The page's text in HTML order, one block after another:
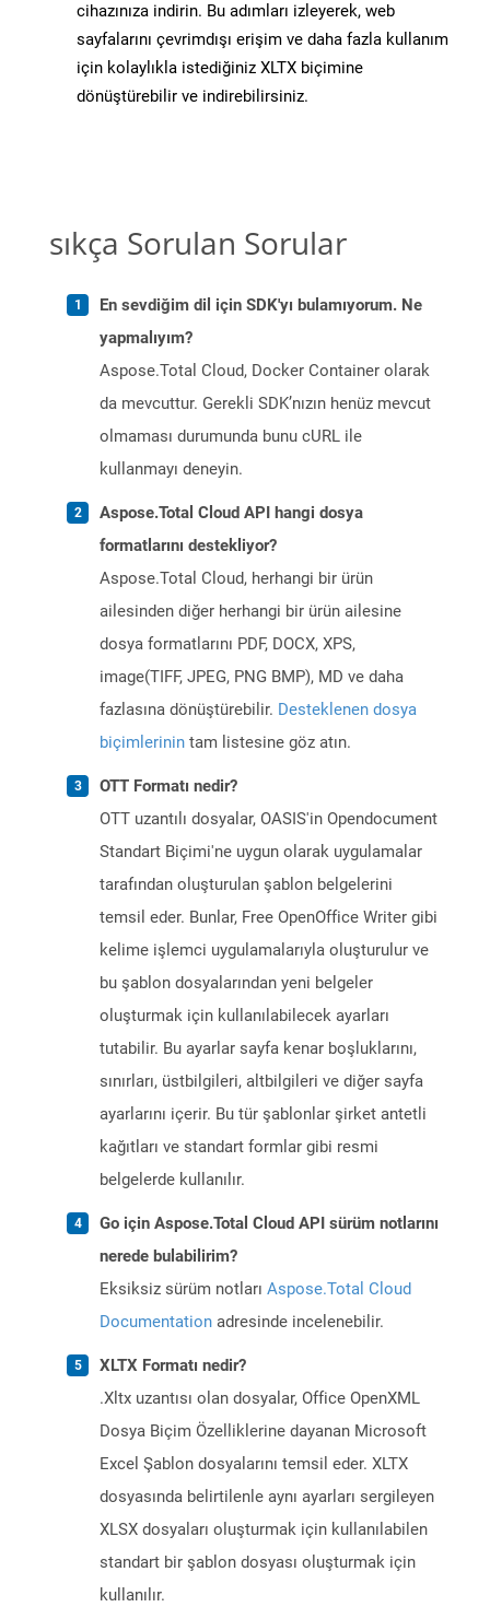
cihazınıza indirin. Bu adımları izleyerek, web
sayfalarını çevrimdışı erişim ve daha fazla kullanım
için kolaylıkla istediğiniz XLTX biçimine
dönüştürebilir ve indirebilirsiniz.
sıkça Sorulan Sorular
En sevdiğim dil için SDK'yı bulamıyorum. Ne
yapmalıyım?
Aspose.Total Cloud, Docker Container olarak
da mevcuttur. Gerekli SDK’nızın henüz mevcut
olmaması durumunda bunu cURL ile
kullanmayı deneyin.
Aspose.Total Cloud API hangi dosya
formatlarını destekliyor?
Aspose.Total Cloud, herhangi bir ürün
ailesinden diğer herhangi bir ürün ailesine
dosya formatlarını PDF, DOCX, XPS,
image(TIFF, JPEG, PNG BMP), MD ve daha
fazlasına dönüştürebilir. Desteklenen dosya
biçimlerinin tam listesine göz atın.
OTT Formatı nedir?
OTT uzantılı dosyalar, OASIS'in Opendocument
Standart Biçimi'ne uygun olarak uygulamalar
tarafından oluşturulan şablon belgelerini
temsil eder. Bunlar, Free OpenOffice Writer gibi
kelime işlemci uygulamalarıyla oluşturulur ve
bu şablon dosyalarından yeni belgeler
oluşturmak için kullanılabilecek ayarları
tutabilir. Bu ayarlar sayfa kenar boşluklarını,
sınırları, üstbilgileri, altbilgileri ve diğer sayfa
ayarlarını içerir. Bu tür şablonlar şirket antetli
kağıtları ve standart formlar gibi resmi
belgelerde kullanılır.
Go için Aspose.Total Cloud API sürüm notlarını
nerede bulabilirim?
Eksiksiz sürüm notları Aspose.Total Cloud
Documentation adresinde incelenebilir.
XLTX Formatı nedir?
.Xltx uzantısı olan dosyalar, Office OpenXML
Dosya Biçim Özelliklerine dayanan Microsoft
Excel Şablon dosyalarını temsil eder. XLTX
dosyasında belirtilenle aynı ayarları sergileyen
XLSX dosyaları oluşturmak için kullanılabilen
standart bir şablon dosyası oluşturmak için
kullanılır.